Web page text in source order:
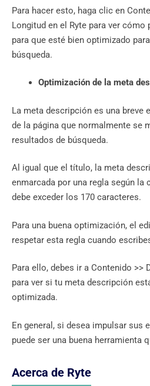
Para hacer esto, haga clic en
Longitud en el Ryte para ver
para que esté bien optimizado
búsqueda.
Optimización de la meta
La meta descripción es una breve
de la página que normalmente se
resultados de búsqueda.
Al igual que el título, la meta
enmarcada por una regla según la
debe exceder los 170 caracteres.
Para una buena optimización, el
respetar esta regla cuando
Para ello, debes ir a Contenido >>
para ver si tu meta descripción
optimizada.
En general, si desea impulsar sus
puede ser una buena herramienta
Acerca de Ryte